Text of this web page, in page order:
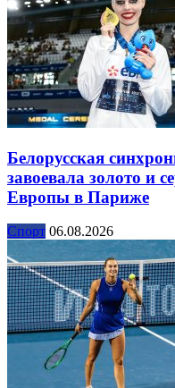
Белорусская
завоевала золото и
Европы в Париже
Спорт 06.08.2026